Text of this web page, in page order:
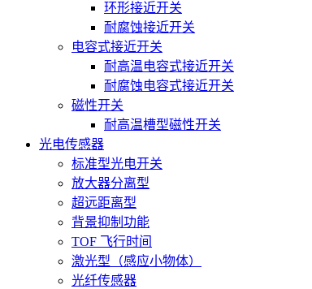
环形接近开关
耐腐蚀接近开关
电容式接近开关
耐高温电容式接近开关
耐腐蚀电容式接近开关
磁性开关
耐高温槽型磁性开关
光电传感器
标准型光电开关
放大器分离型
超远距离型
背景抑制功能
TOF 飞行时间
激光型（感应小物体）
光纤传感器